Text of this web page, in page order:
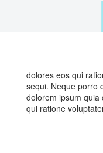
dolores eos qui
sequi. Neque porro
dolorem ipsum
qui ratione